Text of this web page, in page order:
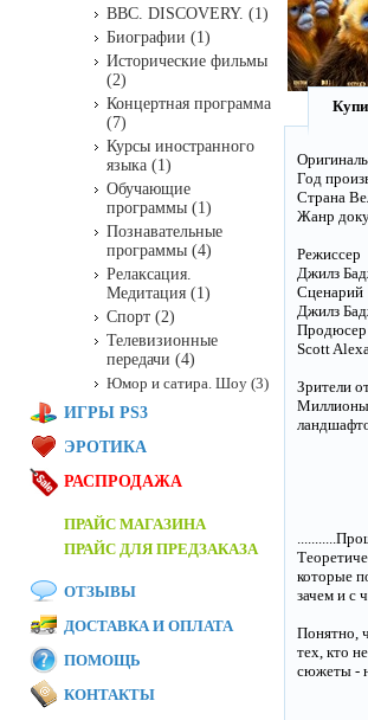
Год
Страна
Жанр
Режиссер
Джилз
Сценарий
Джилз
Продюсер
Scott
Зрители
Миллионы
которые
зачем и с
Понятно,
тех, кто
сюжеты -
BBC. DISCOVERY. (1)
Биографии (1)
Исторические фильмы
(2)
Концертная программа
(7)
Курсы иностранного
языка (1)
Обучающие
программы (1)
Познавательные
программы (4)
Релаксация.
Медитация (1)
Спорт (2)
Телевизионные
передачи (4)
Юмор и сатира. Шоу (3)
ИГРЫ PS3
ЭРОТИКА
РАСПРОДАЖА
ПРАЙС МАГАЗИНА
ПРАЙС ДЛЯ ПРЕДЗАКАЗА
ОТЗЫВЫ
ДОСТАВКА И ОПЛАТА
ПОМОЩЬ
КОНТАКТЫ